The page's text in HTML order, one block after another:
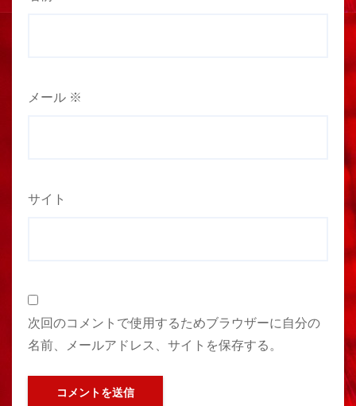
メール ※
サイト
次回のコメントで使用するためブラウザーに自分の
名前、メールアドレス、サイトを保存する。